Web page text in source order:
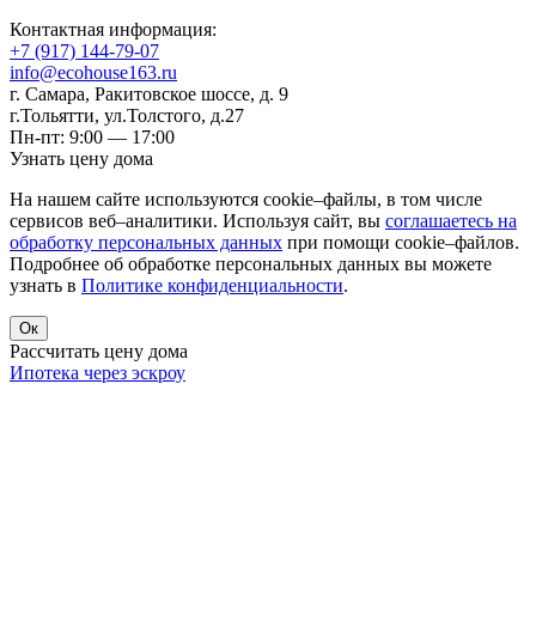
Контактная информация:
+7 (917) 144-79-07
info@ecohouse163.ru
г. Самара, Ракитовское шоссе, д. 9
г.Тольятти, ул.Толстого, д.27
Пн-пт: 9:00 — 17:00
Узнать цену дома
На нашем сайте используются cookie–файлы, в том числе
сервисов веб–аналитики. Используя сайт, вы соглашаетесь на
обработку персональных данных при помощи cookie–файлов.
Подробнее об обработке персональных данных вы можете
узнать в Политике конфиденциальности.
Ок
Рассчитать цену дома
Ипотека через эскроу